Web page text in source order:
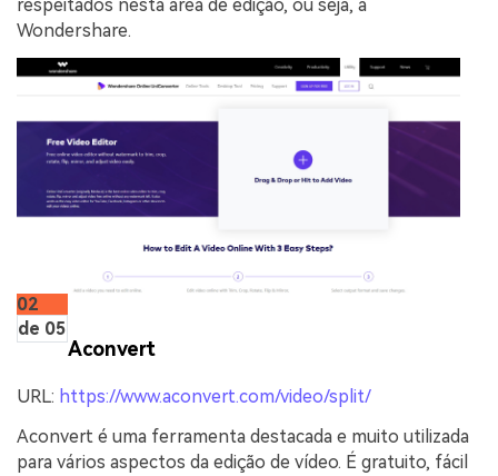
respeitados nesta área de edição, ou seja, a
Wondershare.
02
de 05
Aconvert
URL: https://www.aconvert.com/video/split/
Aconvert é uma ferramenta destacada e muito utilizada
para vários aspectos da edição de vídeo. É gratuito, fácil